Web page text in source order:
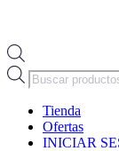
Búsqueda
de
productos
Tienda
Ofertas
INICIAR